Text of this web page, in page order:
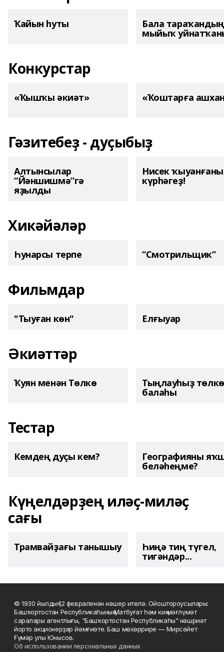
Ҡайын һуты Бала тараҡандың
мыйыҡ
Конкурстар
«Ҡышҡы әкиәт» «Ҡоштарға
Гәзитебеҙ - дуҫыбыҙ
Алтынсылар
“Йәншишмә”гә
яҙылды
Нисек
күрһәгеҙ!
Хикәйәләр
Һунарсы терпе “Смотрильщик”
Фильмдар
"Тыуған көн" Елғыуар
Әкиәттәр
Ҡуян менән Төлкө Тыңлауһыҙ төлкө
балаһы
Тестар
Кемдең дуҫы кем? Географияны
беләһеңме?
Күңелдәрҙең иләҫ-миләҫ
сағы
Трамвайҙағы танышыу Һиңә тиң түгел,
тигәндәр...
© 1930 йылдың 12 февраленән нәшер ителә. Ойоштороусылары:
Башҡортостан Республикаһының Матбуғат һәм киң мәғлүмәт
саралары агентлығы, "Башҡортостан Республикаһы" нәшриәт
йорто акционерҙар йәмғиәте. Баш мөхәррире — Мирсәйет
Ғүмәр улы Юнысов.
Об использовании персональных данных